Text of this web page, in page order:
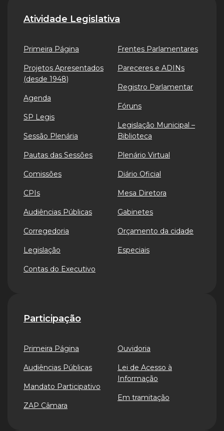
Atividade Legislativa
Primeira Página
Projetos Apresentados
(desde 1948)
Agenda
SP Legis
Sessão Plenária
Pautas das Sessões
Comissões
CPIs
Audiências Públicas
Corregedoria
Legislação
Contas do Executivo
Frentes Parlamentares
Pareceres e ADINs
Registro Parlamentar
Fóruns
Legislação Municipal –
Biblioteca
Plenário Virtual
Diário Oficial
Mesa Diretora
Gabinetes
Orçamento da cidade
Especiais
Participação
Primeira Página
Audiências Públicas
Mandato Participativo
ZAP Câmara
Ouvidoria
Lei de Acesso à
Informação
Em tramitação